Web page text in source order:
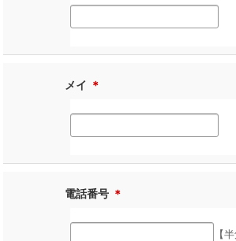
メイ ＊
電話番号 ＊
【